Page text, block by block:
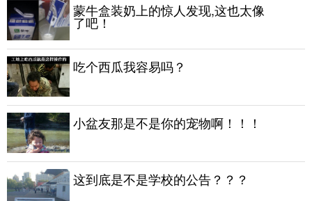
蒙牛盒装奶上的惊人发现,这也太像
了吧！
吃个西瓜我容易吗？
小盆友那是不是你的宠物啊！！！
这到底是不是学校的公告？？？